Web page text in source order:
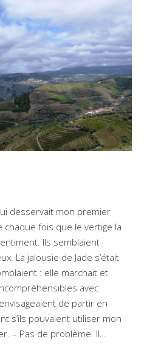
desservait mon premier
fois que le vertige la
Ils semblaient
La jalousie de Jade s’était
: elle marchait et
avec
de partir en
s’ils pouvaient utiliser mon
– Pas de problème. Il…